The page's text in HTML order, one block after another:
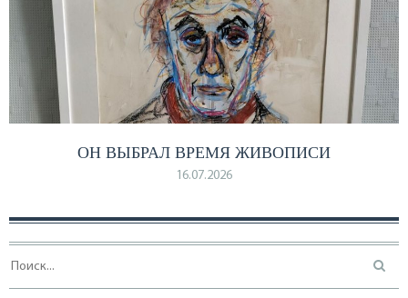
ОН ВЫБРАЛ ВРЕМЯ ЖИВОПИСИ
16.07.2026